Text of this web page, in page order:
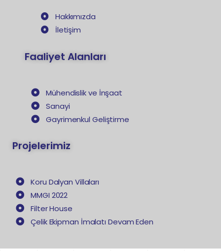
Hakkımızda
İletişim
Faaliyet Alanları
Mühendislik ve İnşaat
Sanayi
Gayrimenkul Geliştirme
Projelerimiz
Koru Dalyan Villaları
MMGI 2022
Filter House
Çelik Ekipman İmalatı Devam Eden